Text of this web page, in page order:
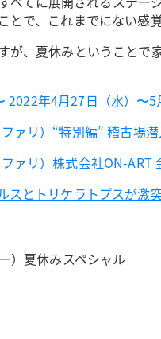
で、これまでにない感
、夏休みということ
2022年4月27日（水）〜
ァリ）“特別編” 稽古場潜
ァリ）株式会社ON-ART
スとトリケラトプスが
）夏休みスペシャル